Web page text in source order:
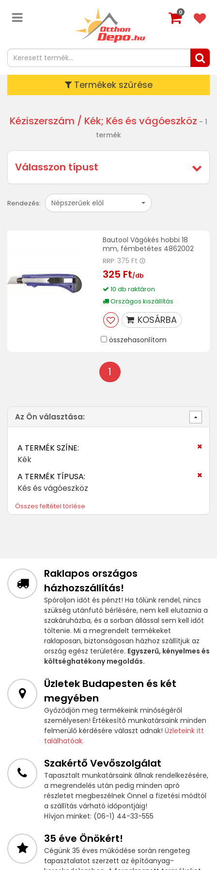
0
Termékek szűrése
Kéziszerszám / Kék; Kés és vágóeszköz - 1
termék
Válasszon típust
Rendezés: Népszerűek elől
Bautool Vágókés hobbi 18
mm, fémbetétes 4862002
RRP: 375 Ft
325 Ft/db
10 db raktáron
Országos kiszállítás
KOSÁRBA
összehasonlítom
1
Az Ön választása:
A TERMÉK SZÍNE:
Kék
A TERMÉK TÍPUSA:
Kés és vágóeszköz
Összes feltétel törlése
Raklapos országos
házhozszállítás!
Spóroljon időt és pénzt! Ha tőlünk rendel, nincs
szükség utánfutó bérlésére, nem kell elutaznia a
szakáruházba, és a sorban állással sem kell időt
töltenie. Mi a megrendelt termékeket
raklaposan, biztonságosan házhoz szállítjuk az
ország egész területére. Egyszerű, kényelmes és
költséghatékony megoldás.
Üzletek Budapesten és két
megyében
Győződjön meg termékeink minőségéről
személyesen! Értékesítő munkatársaink minden
felmerülő kérdésére választ adnak! Üzleteink itt
találhatóak.
Szakértő Vevőszolgálat
Tapasztalt munkatársaink állnak rendelkezésére,
a megrendelés után pedig minden apró
részletet megbeszélnek Önnel a fizetési módtól
a szállítás várható időpontjáig!
Hívjon minket: (06-1) 44-33-555
35 éve Önökért!
Cégünk 35 éves működése során rengeteg
tapasztalatot szerzett az építőanyag-